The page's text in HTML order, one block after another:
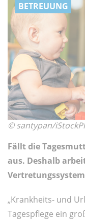
BETREUUNG
© santypan/
Fällt die
aus. Deshalb
„Krankheits- und
Tagespflege ein